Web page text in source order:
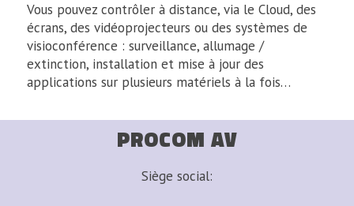
Vous pouvez contrôler à distance, via le Cloud, des
écrans, des vidéoprojecteurs ou des systèmes de
visioconférence : surveillance, allumage /
extinction, installation et mise à jour des
applications sur plusieurs matériels à la fois…
PROCOM AV
Siège social: